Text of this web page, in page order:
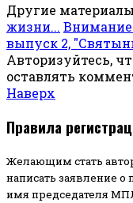
Другие
жизни...
выпуск 2,
Авторизуйтесь,
оставлять
Наверх
Правила
Желающим стать
написать заявление
имя председателя